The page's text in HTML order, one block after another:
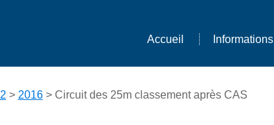
Accueil Informations
> 2016> Circuit des 25m classement après CAS